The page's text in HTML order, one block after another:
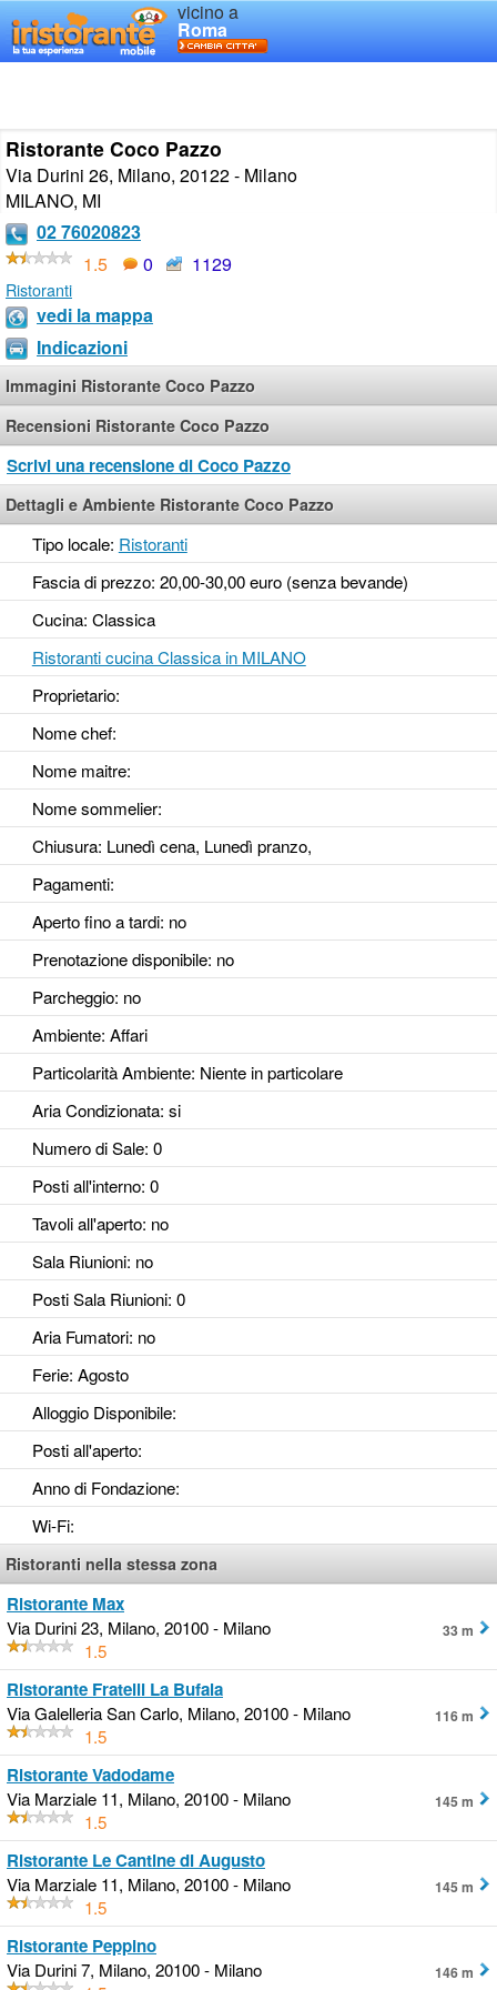
vicino a
Roma
Ristorante Coco Pazzo
Via Durini 26, Milano, 20122 - Milano
MILANO, MI
02 76020823
1.5
0 1129
Ristoranti
vedi la mappa
Indicazioni
Immagini Ristorante Coco Pazzo
Recensioni Ristorante Coco Pazzo
Scrivi una recensione di Coco Pazzo
Dettagli e Ambiente Ristorante Coco Pazzo
Tipo locale: Ristoranti
Fascia di prezzo: 20,00-30,00 euro (senza bevande)
Cucina: Classica
Ristoranti cucina Classica in MILANO
Proprietario:
Nome chef:
Nome maitre:
Nome sommelier:
Chiusura: Lunedì cena, Lunedì pranzo,
Pagamenti:
Aperto fino a tardi: no
Prenotazione disponibile: no
Parcheggio: no
Ambiente: Affari
Particolarità Ambiente: Niente in particolare
Aria Condizionata: si
Numero di Sale: 0
Posti all'interno: 0
Tavoli all'aperto: no
Sala Riunioni: no
Posti Sala Riunioni: 0
Aria Fumatori: no
Ferie: Agosto
Alloggio Disponibile:
Posti all'aperto:
Anno di Fondazione:
Wi-Fi:
Ristoranti nella stessa zona
Ristorante Max
Via Durini 23, Milano, 20100 - Milano
1.5
33 m
Ristorante Fratelli La Bufala
Via Galelleria San Carlo, Milano, 20100 - Milano
1.5
116 m
Ristorante Vadodame
Via Marziale 11, Milano, 20100 - Milano
1.5
145 m
Ristorante Le Cantine di Augusto
Via Marziale 11, Milano, 20100 - Milano
1.5
145 m
Ristorante Peppino
Via Durini 7, Milano, 20100 - Milano
146 m